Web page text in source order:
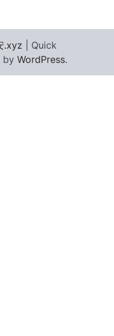
.xyz | Quick
by WordPress.